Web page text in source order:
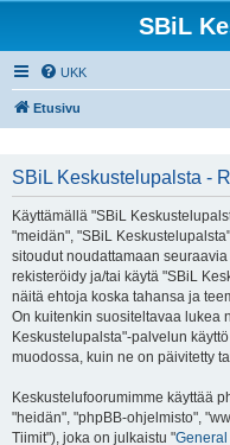
SBiL
UKK
Etusivu
SBiL Keskustelupalsta -
Käyttämällä "SBiL
"meidän", "SBiL
sitoudut noudattamaan
rekisteröidy ja/tai käytä "SBiL
näitä ehtoja koska tahansa ja
On kuitenkin suositeltavaa lukea
Keskustelupalsta"-palvelun
muodossa, kuin ne on päivitetty
Keskustelufoorumimme käyttää
"heidän", "phpBB-ohjelmisto",
Tiimit"), joka on julkaistu "